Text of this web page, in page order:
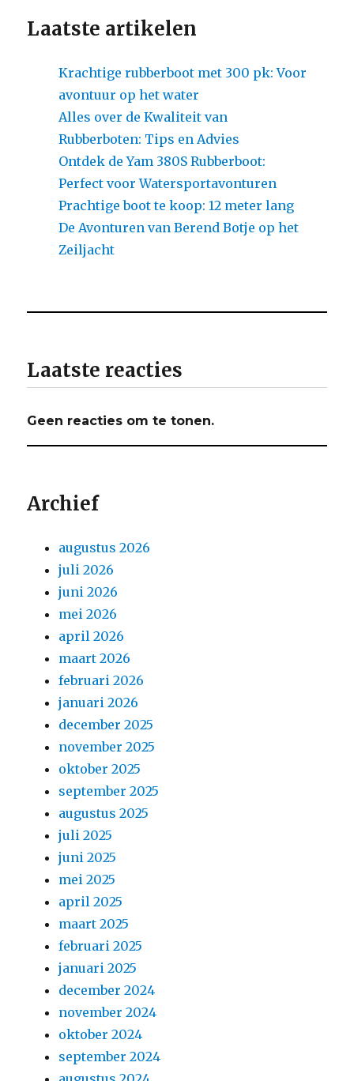
Laatste artikelen
Krachtige rubberboot met 300 pk: Voor
avontuur op het water
Alles over de Kwaliteit van
Rubberboten: Tips en Advies
Ontdek de Yam 380S Rubberboot:
Perfect voor Watersportavonturen
Prachtige boot te koop: 12 meter lang
De Avonturen van Berend Botje op het
Zeiljacht
Laatste reacties
Geen reacties om te tonen.
Archief
augustus 2026
juli 2026
juni 2026
mei 2026
april 2026
maart 2026
februari 2026
januari 2026
december 2025
november 2025
oktober 2025
september 2025
augustus 2025
juli 2025
juni 2025
mei 2025
april 2025
maart 2025
februari 2025
januari 2025
december 2024
november 2024
oktober 2024
september 2024